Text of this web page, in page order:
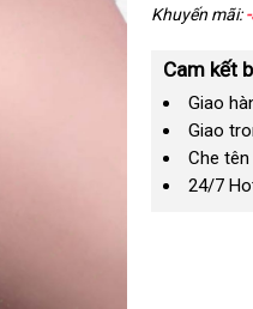
Khuyến mãi:
Cam kết
Giao
Giao
Che
24/7